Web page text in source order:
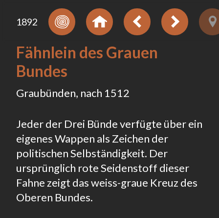
1892
Fähnlein des Grauen
Bundes
Graubünden, nach 1512
Jeder der Drei Bünde verfügte über ein
eigenes Wappen als Zeichen der
politischen Selbständigkeit. Der
ursprünglich rote Seidenstoff dieser
Fahne zeigt das weiss-graue Kreuz des
Oberen Bundes.